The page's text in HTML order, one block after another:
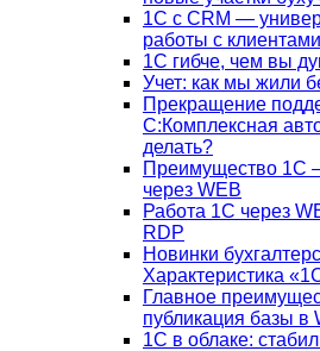
1С с CRM —
работы с клиентами
1С гибче, чем вы
Учет: как мы жили
Прекращение
С:Комплексная
делать?
Преимущество 1С
через WEB
Работа 1С через
RDP
Новинки
Характеристика
Главное
публикация базы в
1С в облаке: